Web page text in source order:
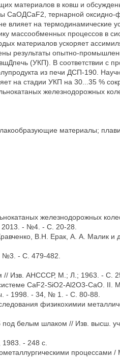
материалов в ковш и
CaOДCaF2, тернарной оксидно-
влияет на термодинамические
массообменных процессов в
материалов ускоряет
результаты опытно-
(УКП). В соответствии с
из печи ДСП-190.
на стадии УКП на 30...35 %
железнодорожных
материалы;
железнодорожных
2013. - №4. - С. 20-28.
В.Н. Ерак, А. А. Малик и
№3. - С. 479-482.
// Изв. АНСССР, М.; Л.; 1963. - С.
CaF2-SiO2-Al2O3-CaO. II.
- 1998. - 34, № 1. - С. 80-88.
физикохимии
белым шлаком // Изв. высш.
- 248 с.
процессами